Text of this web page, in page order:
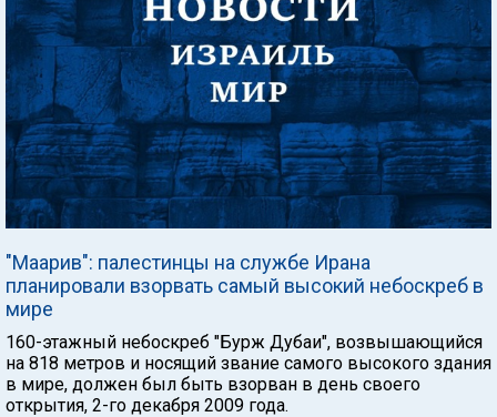
"Маарив": палестинцы на службе Ирана
планировали взорвать самый высокий небоскреб в
мире
160-этажный небоскреб "Бурж Дубаи", возвышающийся
на 818 метров и носящий звание самого высокого здания
в мире, должен был быть взорван в день своего
открытия, 2-го декабря 2009 года.